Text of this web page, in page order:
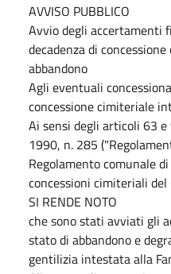
AVVISO PUBBLICO
Avvio degli accertamenti
decadenza di
abbandono
Agli eventuali
concessione cimiteriale
Ai sensi degli articoli 63 e
1990, n. 285
Regolamento comunale
concessioni cimiteriali del
SI RENDE NOTO
che sono stati avviati gli
stato di abbandono e
gentilizia intestata alla